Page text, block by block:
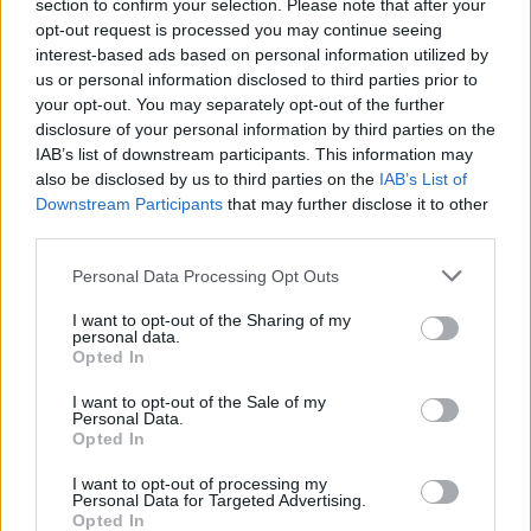
section to confirm your selection. Please note that after your
opt-out request is processed you may continue seeing
interest-based ads based on personal information utilized by
us or personal information disclosed to third parties prior to
your opt-out. You may separately opt-out of the further
disclosure of your personal information by third parties on the
IAB’s list of downstream participants. This information may
also be disclosed by us to third parties on the IAB’s List of
Downstream Participants that may further disclose it to other
Personal Data Processing Opt Outs
I want to opt-out of the Sharing of my
personal data.
Opted In
I want to opt-out of the Sale of my
Personal Data.
Opted In
I want to opt-out of processing my
Personal Data for Targeted Advertising.
Opted In
Gran colpo dell'Ossese, per la difesa c'è l'ex
Torres Riccardo Idda
7 Ago 2026
L'Ossese si prepara all'esordio in D: Forzati,
Cabrera, Tesio, Limongelli, Bolzicco e tanti
giovani tra i…
7 Ago 2026
Il Monastir riparte dai pilastri Masia, Pinna e
7 Ago 2026
Latte Dolce, Fresu sul girone: «Se la
giocheranno Torres e Albalonga, noi non